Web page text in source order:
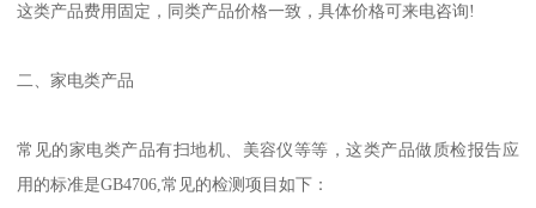
这类产品费用固定，同类产品价格一致，具体价格可来电咨询!
二、家电类产品
常见的家电类产品有扫地机、美容仪等等，这类产品做质检报告应
用的标准是GB4706,常见的检测项目如下：